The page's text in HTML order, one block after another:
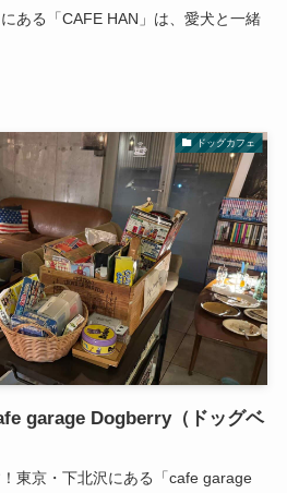
ある「CAFE HAN」は、愛犬と一緒
ドッグカフェ
garage Dogberry（ドッグベ
東京・下北沢にある「cafe garage